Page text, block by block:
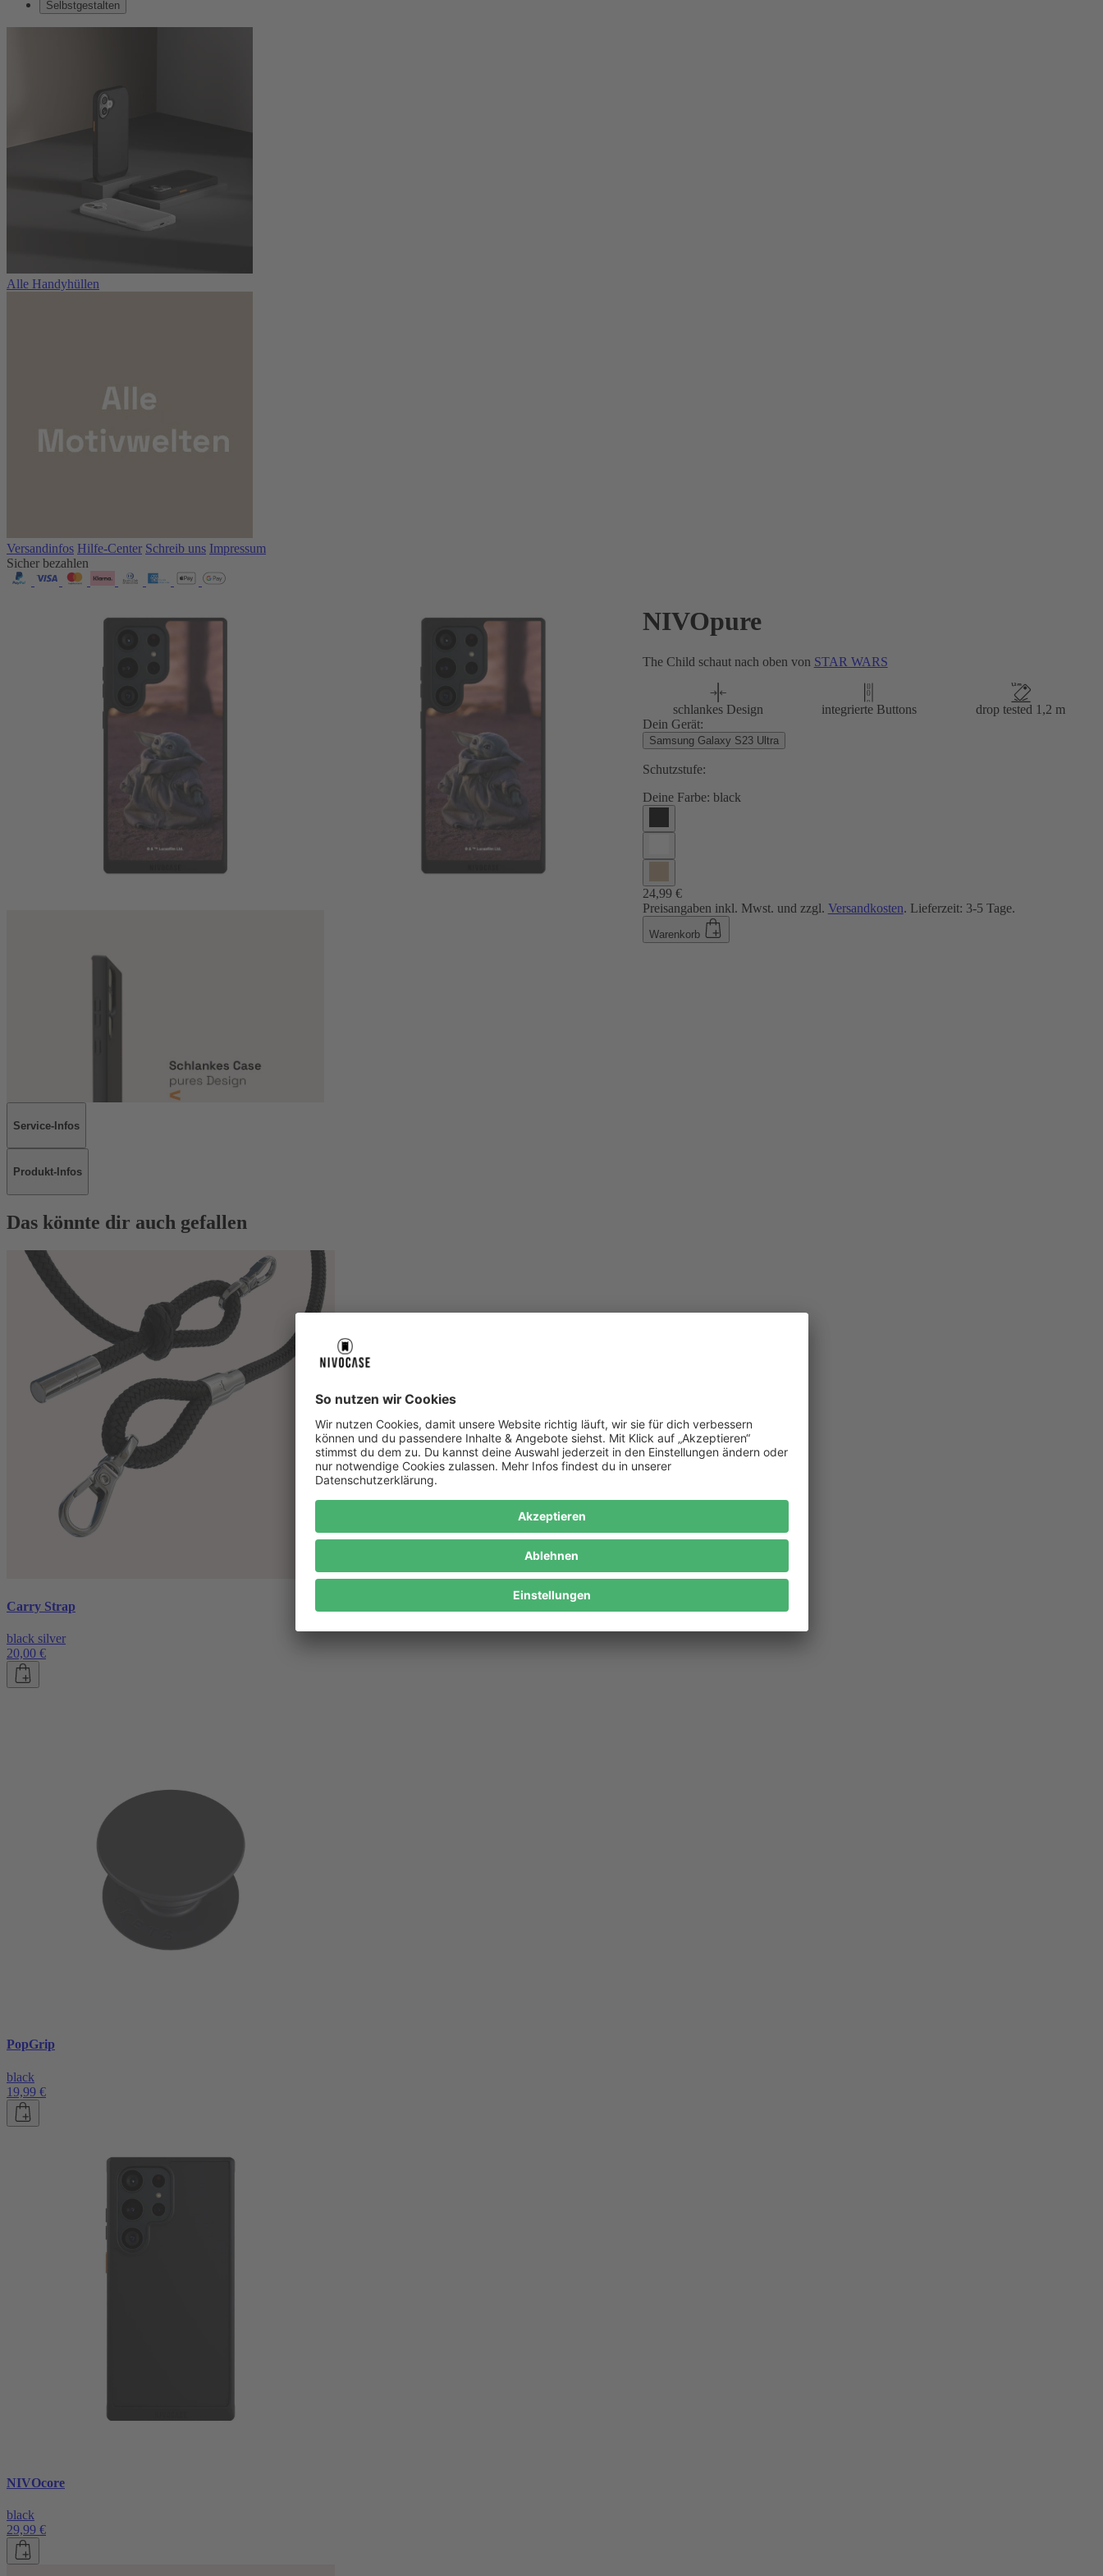
Selbstgestalten
Alle Handyhüllen
Versandinfos Hilfe-Center Schreib uns Impressum
Sicher bezahlen
NIVOpure
The Child schaut nach oben von STAR WARS
schlankes Design integrierte Buttons
drop tested 1,2 m
Dein Gerät:
Samsung Galaxy S23 Ultra
Schutzstufe:
Deine Farbe: black
24,99 €
Preisangaben inkl. Mwst. und zzgl. Versandkosten. Lieferzeit: 3-5 Tage.
Warenkorb
Service-Infos
Produkt-Infos
Das könnte dir auch gefallen
Carry Strap
black silver
20,00 €
PopGrip
black
19,99 €
NIVOcore
black
29,99 €